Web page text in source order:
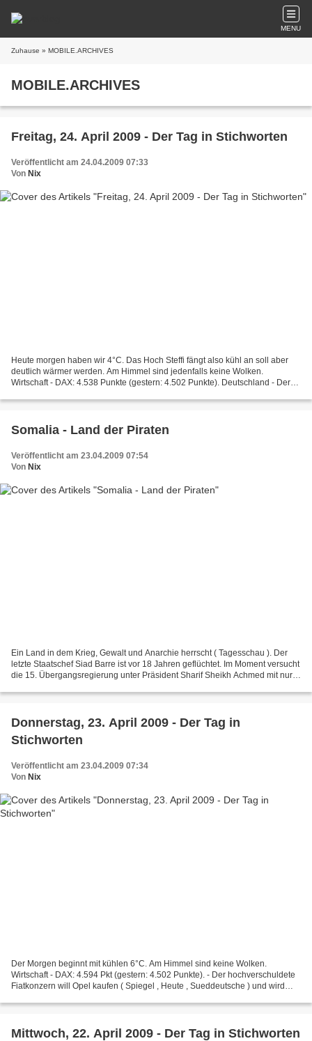
MENU
Zuhause » MOBILE.ARCHIVES
MOBILE.ARCHIVES
Freitag, 24. April 2009 - Der Tag in Stichworten
Veröffentlicht am 24.04.2009 07:33
Von Nix
Heute morgen haben wir 4°C. Das Hoch Steffi fängt also kühl an soll aber
deutlich wärmer werden. Am Himmel sind jedenfalls keine Wolken.
Wirtschaft - DAX: 4.538 Punkte (gestern: 4.502 Punkte). Deutschland - Der
Somalia - Land der Piraten
Veröffentlicht am 23.04.2009 07:54
Von Nix
Ein Land in dem Krieg, Gewalt und Anarchie herrscht ( Tagesschau ). Der
letzte Staatschef Siad Barre ist vor 18 Jahren geflüchtet. Im Moment versucht
die 15. Übergangsregierung unter Präsident Sharif Sheikh Achmed mit nur
Donnerstag, 23. April 2009 - Der Tag in
Stichworten
Veröffentlicht am 23.04.2009 07:34
Von Nix
Der Morgen beginnt mit kühlen 6°C. Am Himmel sind keine Wolken.
Wirtschaft - DAX: 4.594 Pkt (gestern: 4.502 Punkte). - Der hochverschuldete
Fiatkonzern will Opel kaufen ( Spiegel , Heute , Sueddeutsche ) und wird
Mittwoch, 22. April 2009 - Der Tag in Stichworten